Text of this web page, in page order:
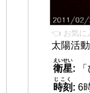
👈 お気に
太陽活
衛星
えいせい
:
時刻
じこく
: 6